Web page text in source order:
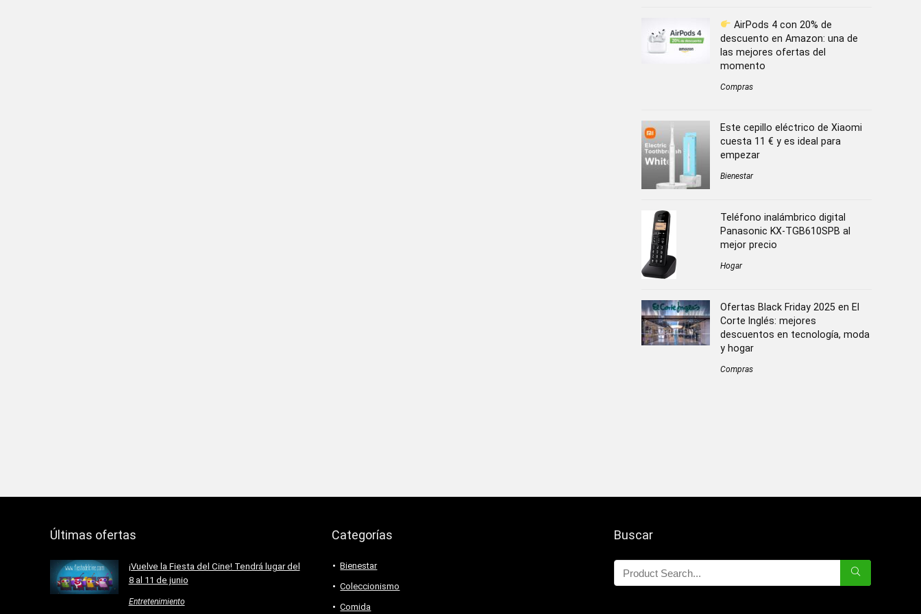
AirPods 4 con 20% de
descuento en Amazon: una de
las mejores ofertas del
momento
Compras
Este cepillo eléctrico de Xiaomi
cuesta 11 € y es ideal para
empezar
Bienestar
Teléfono inalámbrico digital
Panasonic KX-TGB610SPB al
mejor precio
Hogar
Ofertas Black Friday 2025 en El
Corte Inglés: mejores
descuentos en tecnología, moda
y hogar
Compras
Últimas ofertas
¡Vuelve la Fiesta del Cine! Tendrá lugar del
8 al 11 de junio
Entretenimiento
Categorías
Bienestar
Coleccionismo
Comida
Buscar